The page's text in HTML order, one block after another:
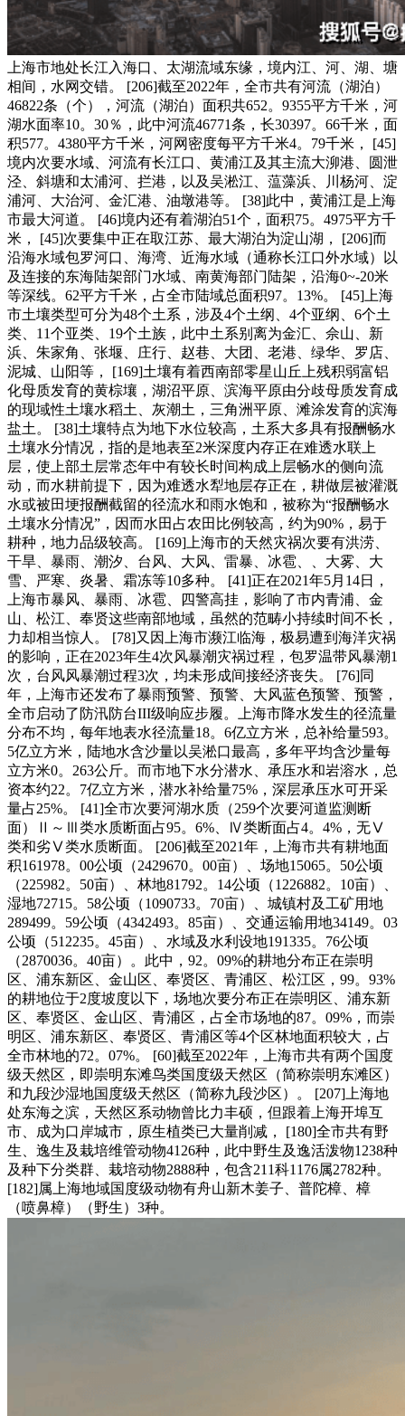
上海市地处长江入海口、太湖流域东缘，境内江、河、湖、塘
相间，水网交错。 [206]截至2022年，全市共有河流（湖泊）
46822条（个），河流（湖泊）面积共652。9355平方千米，河
湖水面率10。30％，此中河流46771条，长30397。66千米，面
积577。4380平方千米，河网密度每平方千米4。79千米， [45]
境内次要水域、河流有长江口、黄浦江及其主流大泖港、圆泄
泾、斜塘和太浦河、拦港，以及吴淞江、蕰藻浜、川杨河、淀
浦河、大治河、金汇港、油墩港等。 [38]此中，黄浦江是上海
市最大河道。 [46]境内还有着湖泊51个，面积75。4975平方千
米， [45]次要集中正在取江苏、最大湖泊为淀山湖， [206]而
沿海水域包罗河口、海湾、近海水域（通称长江口外水域）以
及连接的东海陆架部门水域、南黄海部门陆架，沿海0~-20米
等深线。62平方千米，占全市陆域总面积97。13%。 [45]上海
市土壤类型可分为48个土系，涉及4个土纲、4个亚纲、6个土
类、11个亚类、19个土族，此中土系别离为金汇、佘山、新
浜、朱家角、张堰、庄行、赵巷、大团、老港、绿华、罗店、
泥城、山阳等， [169]土壤有着西南部零星山丘上残积弱富铝
化母质发育的黄棕壤，湖沼平原、滨海平原由分歧母质发育成
的现域性土壤水稻土、灰潮土，三角洲平原、滩涂发育的滨海
盐土。 [38]土壤特点为地下水位较高，土系大多具有报酬畅水
土壤水分情况，指的是地表至2米深度内存正在难透水联上
层，使上部土层常态年中有较长时间构成上层畅水的侧向流
动，而水耕前提下，因为难透水犁地层存正在，耕做层被灌溉
水或被田埂报酬截留的径流水和雨水饱和，被称为“报酬畅水
土壤水分情况”，因而水田占农田比例较高，约为90%，易于
耕种，地力品级较高。 [169]上海市的天然灾祸次要有洪涝、
干旱、暴雨、潮汐、台风、大风、雷暴、冰雹、、大雾、大
雪、严寒、炎暑、霜冻等10多种。 [41]正在2021年5月14日，
上海市暴风、暴雨、冰雹、四警高挂，影响了市内青浦、金
山、松江、奉贤这些南部地域，虽然的范畴小持续时间不长，
力却相当惊人。 [78]又因上海市濒江临海，极易遭到海洋灾祸
的影响，正在2023年生4次风暴潮灾祸过程，包罗温带风暴潮1
次，台风风暴潮过程3次，均未形成间接经济丧失。 [76]同
年，上海市还发布了暴雨预警、预警、大风蓝色预警、预警，
全市启动了防汛防台III级响应步履。上海市降水发生的径流量
分布不均，每年地表水径流量18。6亿立方米，总补给量593。
5亿立方米，陆地水含沙量以吴淞口最高，多年平均含沙量每
立方米0。263公斤。而市地下水分潜水、承压水和岩溶水，总
资本约22。7亿立方米，潜水补给量75%，深层承压水可开采
量占25%。 [41]全市次要河湖水质（259个次要河道监测断
面）Ⅱ～Ⅲ类水质断面占95。6%、Ⅳ类断面占4。4%，无Ⅴ
类和劣Ⅴ类水质断面。 [206]截至2021年，上海市共有耕地面
积161978。00公顷（2429670。00亩）、场地15065。50公顷
（225982。50亩）、林地81792。14公顷（1226882。10亩）、
湿地72715。58公顷（1090733。70亩）、城镇村及工矿用地
289499。59公顷（4342493。85亩）、交通运输用地34149。03
公顷（512235。45亩）、水域及水利设地191335。76公顷
（2870036。40亩）。此中，92。09%的耕地分布正在崇明
区、浦东新区、金山区、奉贤区、青浦区、松江区，99。93%
的耕地位于2度坡度以下，场地次要分布正在崇明区、浦东新
区、奉贤区、金山区、青浦区，占全市场地的87。09%，而崇
明区、浦东新区、奉贤区、青浦区等4个区林地面积较大，占
全市林地的72。07%。 [60]截至2022年，上海市共有两个国度
级天然区，即崇明东滩鸟类国度级天然区（简称崇明东滩区）
和九段沙湿地国度级天然区（简称九段沙区）。 [207]上海地
处东海之滨，天然区系动物曾比力丰硕，但跟着上海开埠互
市、成为口岸城市，原生植类已大量削减， [180]全市共有野
生、逸生及栽培维管动物4126种，此中野生及逸活泼物1238种
及种下分类群、栽培动物2888种，包含211科1176属2782种。
[182]属上海地域国度级动物有舟山新木姜子、普陀樟、樟
（喷鼻樟）（野生）3种。